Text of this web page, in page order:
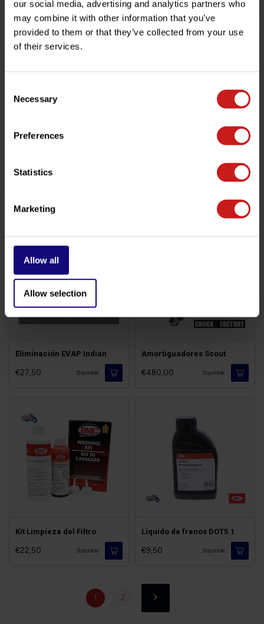
our social media, advertising and analytics partners who
may combine it with other information that you’ve
provided to them or that they’ve collected from your use
of their services.
Selection
Necessary
Preferences
Statistics
Marketing
Allow all
Allow selection
€129,00 Disponible €289,00 Disponible
Eliminación EVAP Indian
€27,50 Disponible
Amortiguadores Scout
€480,00 Disponible
Kit Limpieza del Filtro
€22,50 Disponible
Líquido de frenos DOT5.1
€9,50 Disponible
1 2